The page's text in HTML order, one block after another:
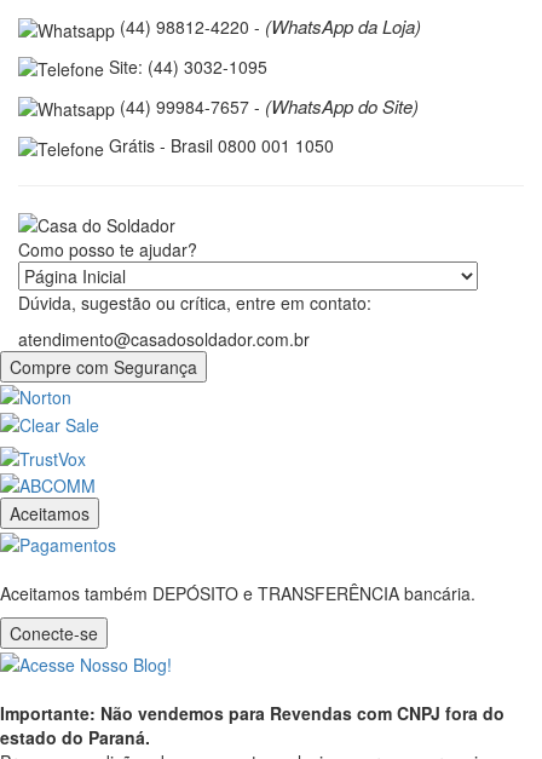
(44) 98812-4220 - (WhatsApp da Loja)
Site: (44) 3032-1095
(44) 99984-7657 - (WhatsApp do Site)
Grátis - Brasil 0800 001 1050
Como posso te ajudar?
Dúvida, sugestão ou crítica, entre em contato:
atendimento@casadosoldador.com.br
Compre com Segurança
Aceitamos
Aceitamos também DEPÓSITO e TRANSFERÊNCIA bancária.
Conecte-se
Importante: Não vendemos para Revendas com CNPJ fora do
estado do Paraná.